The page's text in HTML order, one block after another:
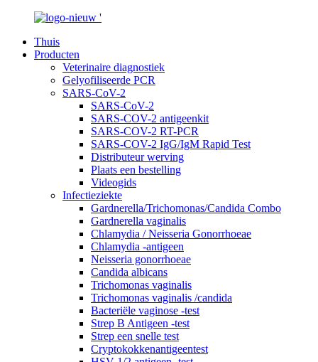
Thuis
Producten
Veterinaire diagnostiek
Gelyofiliseerde PCR
SARS-CoV-2
SARS-CoV-2
SARS-COV-2 antigeenkit
SARS-COV-2 RT-PCR
SARS-COV-2 IgG/IgM Rapid Test
Distributeur werving
Plaats een bestelling
Videogids
Infectieziekte
Gardnerella/Trichomonas/Candida Combo
Gardnerella vaginalis
Chlamydia / Neisseria Gonorrhoeae
Chlamydia -antigeen
Neisseria gonorrhoeae
Candida albicans
Trichomonas vaginalis
Trichomonas vaginalis /candida
Bacteriële vaginose -test
Strep B Antigeen -test
Strep een snelle test
Cryptokokkenantigeentest